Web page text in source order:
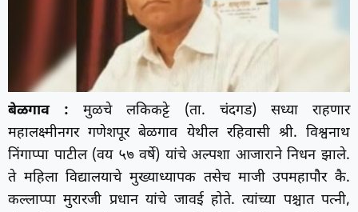
बेळगाव : मुळचे लकिकट्टे (ता. चंदगड) सध्या राहणार
महालक्ष्मीनगर गणेशपूर बेळगाव येथील रहिवासी श्री. विश्वनाथ
निंगाप्पा पाटील (वय ५७ वर्षे) यांचे अल्पशा आजाराने निधन झाले.
ते महिला विद्यालयाचे मुख्याध्यापक तसेच माजी उपमहापौर कै.
कल्लाप्पा मुरारजी प्रधान यांचे जावई होते. त्यांच्या पश्चात पत्नी,